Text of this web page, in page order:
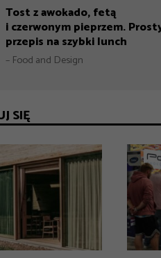
Tost z awokado, fetą
i czerwonym pieprzem.
przepis na szybki lunch
– Food and Design
SIĘ